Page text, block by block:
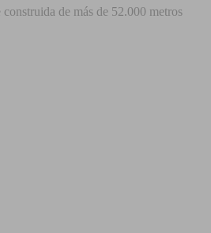
de más de 52.000 metros